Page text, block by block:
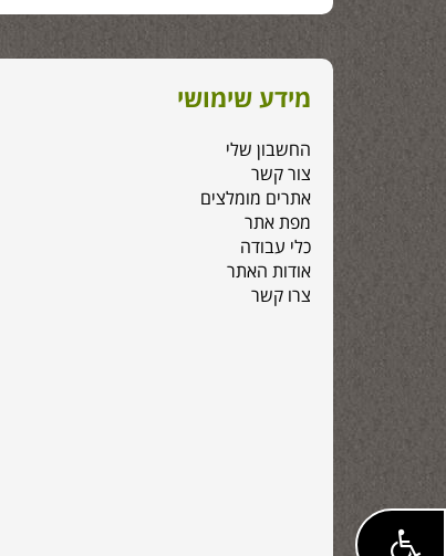
מידע שימושי
החשבון שלי
צור קשר
אתרים מומלצים
מפת אתר
כלי עבודה
אודות האתר
צרו קשר